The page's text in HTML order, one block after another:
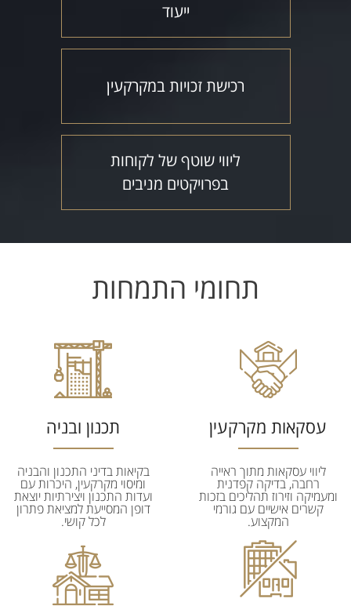
ייעוד
רכישת זכויות במקרקעין
ליווי שוטף של לקוחות
בפרויקטים מניבים
תחומי התמחות
עסקאות מקרקעין
ליווי עסקאות מתוך ראייה
רחבה, בדיקה קפדנית
ומעמיקה וזירוז תהליכים בזכות
קשרים אישיים עם גורמי
המקצוע.
תכנון ובניה
בקיאות בדיני התכנון והבניה
ומיסוי מקרקעין, היכרות עם
ועדות התכנון ויצירתיות יוצאת
דופן המסייעת למציאת פתרון
לכל קושי.